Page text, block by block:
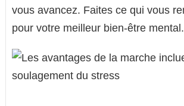
vous avancez. Faites ce qui vous
pour votre meilleur bien-être mental.